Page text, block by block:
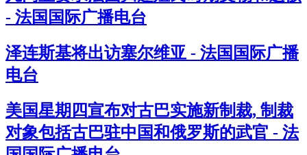
- 法国国际广播电台
泽连斯基将出访塞尔维亚 - 法国国际广播
电台
美国星期四宣布对古巴实施新制裁, 制裁
对象包括古巴驻中国和俄罗斯的武官 - 法